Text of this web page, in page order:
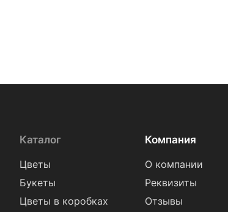
Каталог
Цветы
Букеты
Цветы в коробках
Компания
О компании
Реквизиты
Отзывы